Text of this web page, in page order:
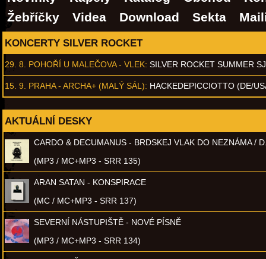
Žebříčky
Videa Download Sekta
KONCERTY SILVER ROCKET
29. 8. POHOŘÍ U MALEČOVA - VLEK: SILVER ROCKET SUMMER
15. 9. PRAHA - ARCHA+ (MALÝ SÁL): HACKEDEPICCIOTTO (DE/
AKTUÁLNÍ DESKY
CARDO & DECUMANUS - BRDSKEJ VLAK DO NEZNÁMA /
(MP3 / MC+MP3 - SRR 135)
ARAN SATAN - KONSPIRACE
(MC / MC+MP3 - SRR 137)
SEVERNÍ NÁSTUPIŠTĚ - NOVÉ PÍSNĚ
(MP3 / MC+MP3 - SRR 134)